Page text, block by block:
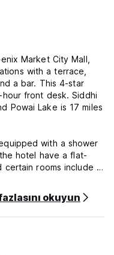
Market City Mall,
with a terrace,
a bar. This 4-star
front desk. Siddhi
Powai Lake is 17 miles
with a shower
hotel have a flat-
certain rooms include a
Seasons.
International
okuyun